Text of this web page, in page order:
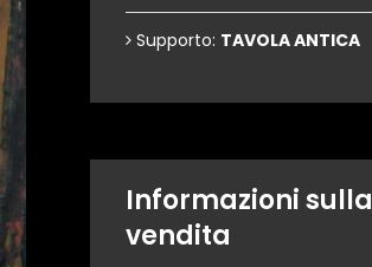
Supporto: TAVOLA ANTICA
Informazioni sulla
vendita